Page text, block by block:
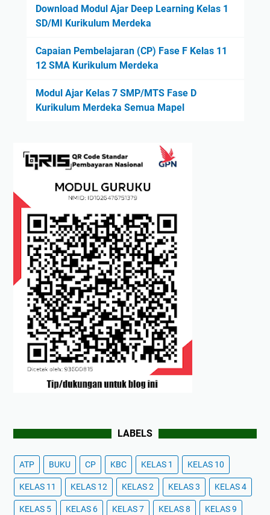
Download Modul Ajar Deep Learning Kelas 1
SD/MI Kurikulum Merdeka
Capaian Pembelajaran (CP) Fase F Kelas 11
12 SMA Kurikulum Merdeka
Modul Ajar Kelas 7 SMP/MTS Fase D
Kurikulum Merdeka Semua Mapel
LABELS
ATP BUKU CP KBC KELAS 1 KELAS 10
KELAS 11 KELAS 12 KELAS 2 KELAS 3 KELAS 4
KELAS 5 KELAS 6 KELAS 7 KELAS 8 KELAS 9